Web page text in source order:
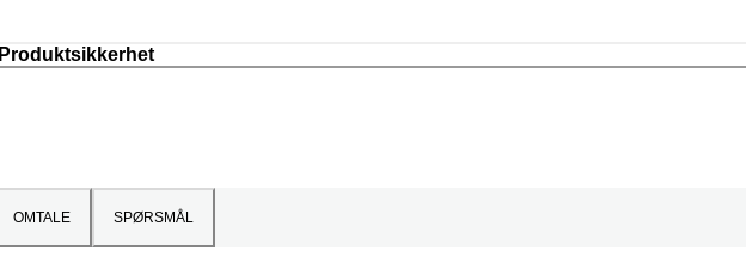
Produktsikkerhet
OMTALE SPØRSMÅL